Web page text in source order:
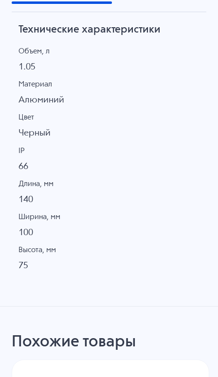
Технические характеристики
Объем, л
1.05
Материал
Алюминий
Цвет
Черный
IP
66
Длина, мм
140
Ширина, мм
100
Высота, мм
75
Похожие товары